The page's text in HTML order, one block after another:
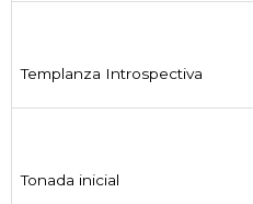
Templanza Introspectiva
Tonada inicial